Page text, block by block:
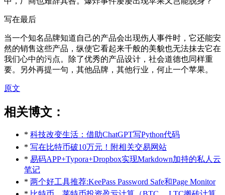
写在最后
当一个知名品牌知道自己的产品会出现伤人事件时，它还能安
然的销售这些产品，纵使它看起来千般的美貌也无法抹去它在
我们心中的污点。除了优秀的产品设计，社会道德也同样重
要。另外再提一句，其他品牌，其他行业，何止一个苹果。
原文
相关博文：
* 科技改变生活：借助ChatGPT写Python代码
* 写在比特币破10万元！附相关交易网站
* 易码APP+Typora+Dropbox实现Markdown加持的私人云
笔记
* 两个好工具推荐:KeePass Password Safe和Page Monitor